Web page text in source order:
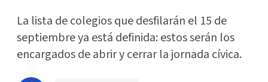
La lista de colegios que desfilarán el 15 de
septiembre ya está definida: estos serán los
encargados de abrir y cerrar la jornada cívica.